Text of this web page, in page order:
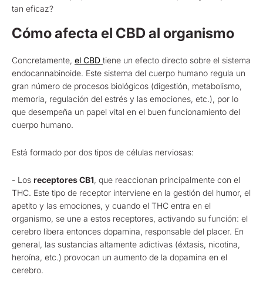
tan eficaz?
Cómo afecta el CBD al organismo
Concretamente, el CBD tiene un efecto directo sobre el sistema
endocannabinoide. Este sistema del cuerpo humano regula un
gran número de procesos biológicos (digestión, metabolismo,
memoria, regulación del estrés y las emociones, etc.), por lo
que desempeña un papel vital en el buen funcionamiento del
cuerpo humano.
Está formado por dos tipos de células nerviosas:
- Los receptores CB1, que reaccionan principalmente con el
THC. Este tipo de receptor interviene en la gestión del humor, el
apetito y las emociones, y cuando el THC entra en el
organismo, se une a estos receptores, activando su función: el
cerebro libera entonces dopamina, responsable del placer. En
general, las sustancias altamente adictivas (éxtasis, nicotina,
heroína, etc.) provocan un aumento de la dopamina en el
cerebro.